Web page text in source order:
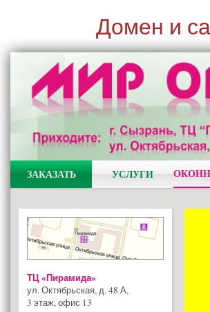
Домен и
ЗАКАЗАТЬ УСЛУГИ
ТЦ «Пирамида»
ул. Октябрьская, д. 48 А,
3 этаж, офис 13